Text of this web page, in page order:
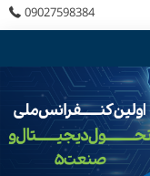
09027598384